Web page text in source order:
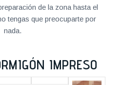
de la zona hasta el
tengas que preocuparte por
nada.
IMPRESO